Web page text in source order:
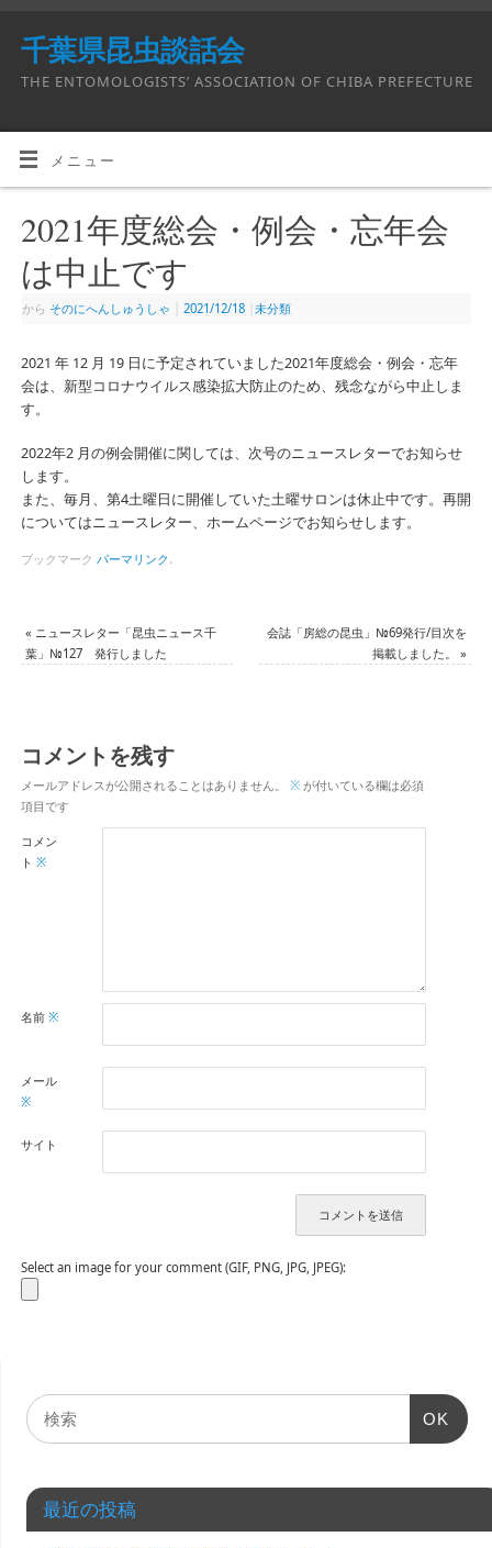
千葉県昆虫談話会
THE ENTOMOLOGISTS’ ASSOCIATION OF CHIBA PREFECTURE
メニュー
2021年度総会・例会・忘年会
は中止です
から そのにへんしゅうしゃ 2021/12/18 未分類
2021 年 12 月 19 日に予定されていました2021年度総会・例会・忘年
会は、新型コロナウイルス感染拡大防止のため、残念ながら中止しま
す。
2022年2 月の例会開催に関しては、次号のニュースレターでお知らせ
します。
また、毎月、第4土曜日に開催していた土曜サロンは休止中です。再開
についてはニュースレター、ホームページでお知らせします。
ブックマーク パーマリンク .
« ニュースレター「昆虫ニュース千
葉」№127 発行しました
会誌「房総の昆虫」№69発行/目次を
掲載しました。»
コメントを残す
メールアドレスが公開されることはありません。 ※が付いている欄は必須
項目です
コメン
ト ※
名前 ※
メール
※
サイト
Select an image for your comment (GIF, PNG, JPG, JPEG):
OK
最近の投稿